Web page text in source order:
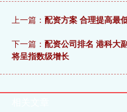
上一篇： 配资方案 合理提高最
下一篇： 配资公司排名 港科大
将呈指数级增长